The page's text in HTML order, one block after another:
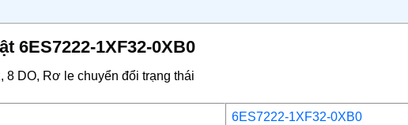
6ES7222-1XF32-0XB0
8 DO, Rơ le chuyển đổi trạng thái
6ES7222-1XF32-0XB0